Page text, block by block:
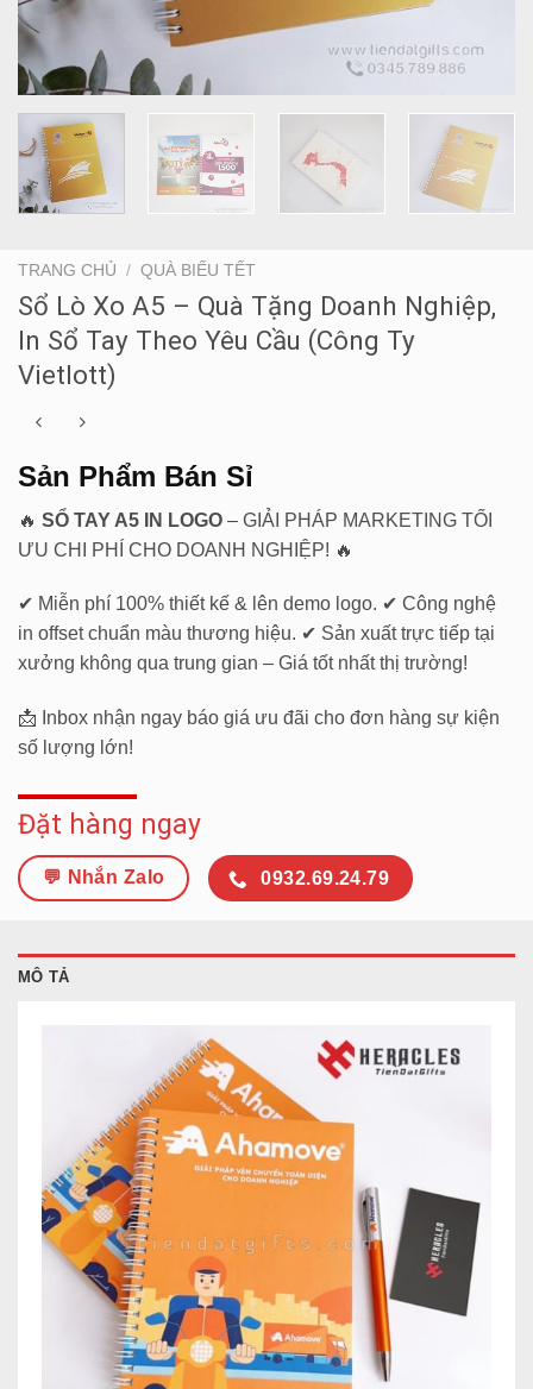
TRANG CHỦ / QUÀ BIẾU TẾT
Sổ Lò Xo A5 – Quà Tặng Doanh Nghiệp,
In Sổ Tay Theo Yêu Cầu (Công Ty
Vietlott)
Sản Phẩm Bán Sỉ
🔥 SỔ TAY A5 IN LOGO – GIẢI PHÁP MARKETING TỐI
ƯU CHI PHÍ CHO DOANH NGHIỆP! 🔥
✔ Miễn phí 100% thiết kế & lên demo logo. ✔ Công nghệ
in offset chuẩn màu thương hiệu. ✔ Sản xuất trực tiếp tại
xưởng không qua trung gian – Giá tốt nhất thị trường!
📩 Inbox nhận ngay báo giá ưu đãi cho đơn hàng sự kiện
số lượng lớn!
Đặt hàng ngay
💬 Nhắn Zalo 0932.69.24.79
MÔ TẢ